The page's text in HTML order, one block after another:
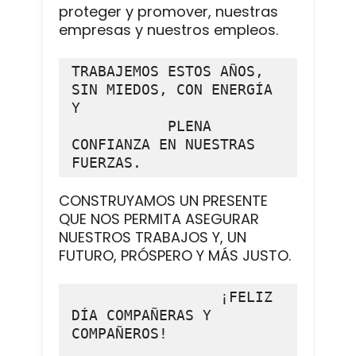
proteger y promover, nuestras
empresas y nuestros empleos.
TRABAJEMOS ESTOS AÑOS,
SIN MIEDOS, CON ENERGÍA
Y
CONFIANZA EN NUESTRAS
FUERZAS.
CONSTRUYAMOS UN PRESENTE
QUE NOS PERMITA ASEGURAR
NUESTROS TRABAJOS Y, UN
FUTURO, PRÓSPERO Y MÁS JUSTO.
DÍA COMPAÑERAS Y
COMPAÑEROS!